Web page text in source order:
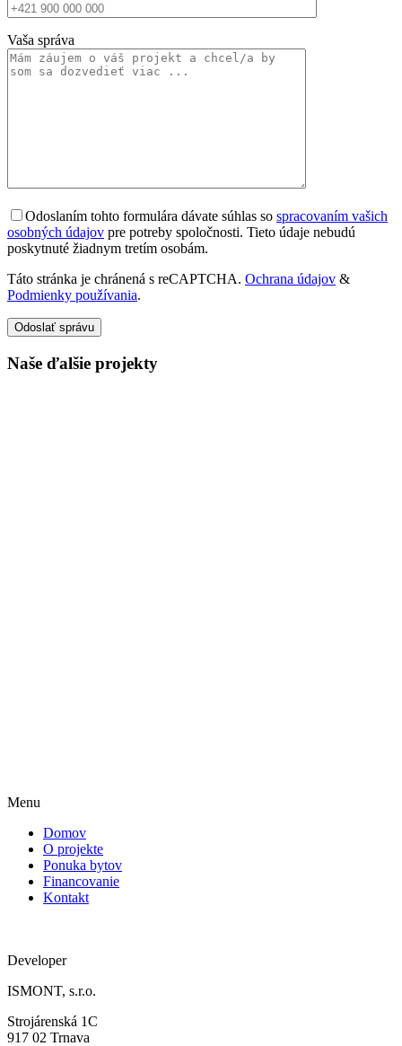
Vaša správa
Odoslaním tohto formulára dávate súhlas so spracovaním vašich
osobných údajov pre potreby spoločnosti. Tieto údaje nebudú
poskytnuté žiadnym tretím osobám.
Táto stránka je chránená s reCAPTCHA. Ochrana údajov &
Podmienky používania.
Odoslať správu
Naše ďalšie projekty
Menu
Domov
O projekte
Ponuka bytov
Financovanie
Kontakt
Developer
ISMONT, s.r.o.
Strojárenská 1C
917 02 Trnava